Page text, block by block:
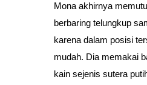
Mona akhirnya
berbaring telungkup
karena dalam posisi
mudah. Dia memakai
kain sejenis sutera